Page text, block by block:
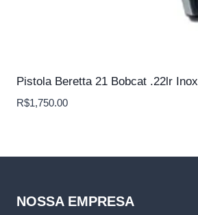
Pistola Beretta 21 Bobcat .22lr Inox
R$1,750.00
NOSSA EMPRESA